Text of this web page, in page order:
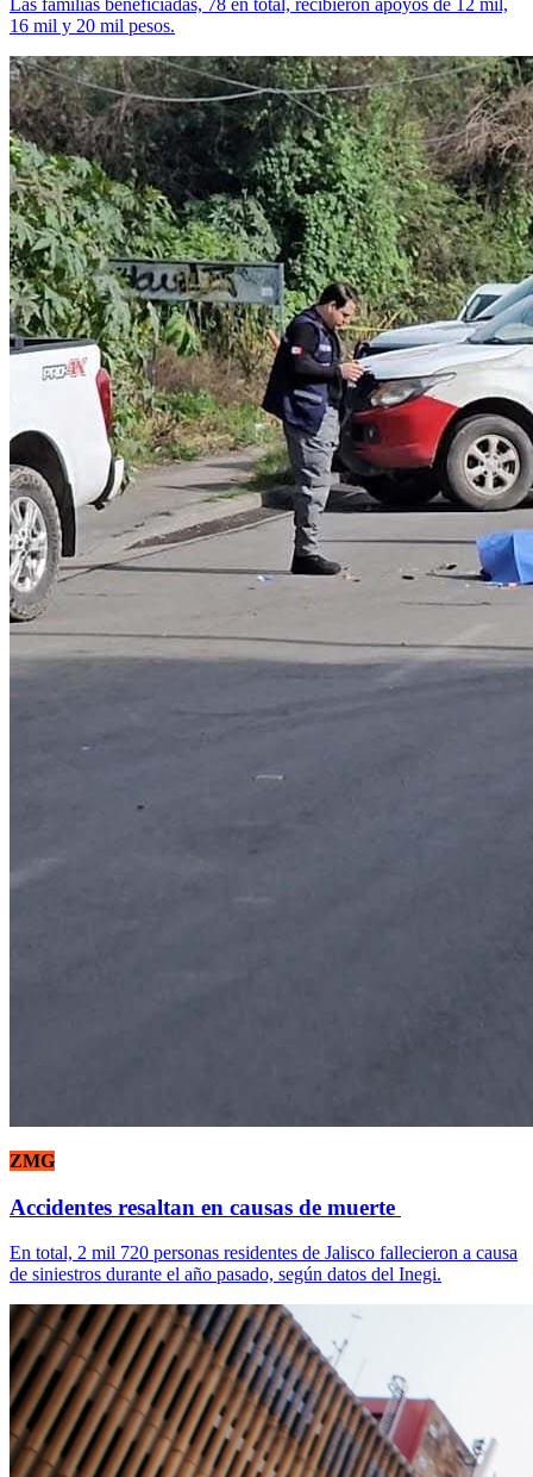
Las familias beneficiadas, 78 en total, recibieron apoyos de 12 mil,
16 mil y 20 mil pesos.
ZMG
Accidentes resaltan en causas de muerte
En total, 2 mil 720 personas residentes de Jalisco fallecieron a causa
de siniestros durante el año pasado, según datos del Inegi.